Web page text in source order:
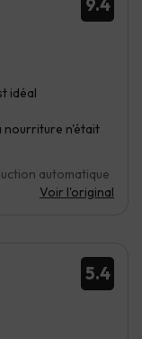
9.4
idéal
nourriture n'était
automatique
Voir l'original
5.4